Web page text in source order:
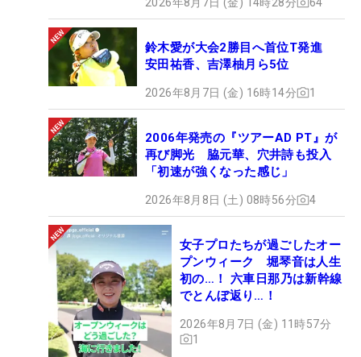
鈴木愛が大会2勝目へ首位T発進
安田祐香、吉澤柚月ら5位
2026年8月7日 (金) 16時14分 1
2006年発売の『ツアーAD PT』が
再び脚光 脇元華、穴井詩も投入
「初速が強くなった感じ」
2026年8月8日 (土) 08時56分 4
女子プロたちが過ごしたオー
プンウィーク 堀琴音は人生
初の…！ 六車日那乃は新幹線
でとんぼ返り…！
2026年8月7日 (金) 11時57分
1